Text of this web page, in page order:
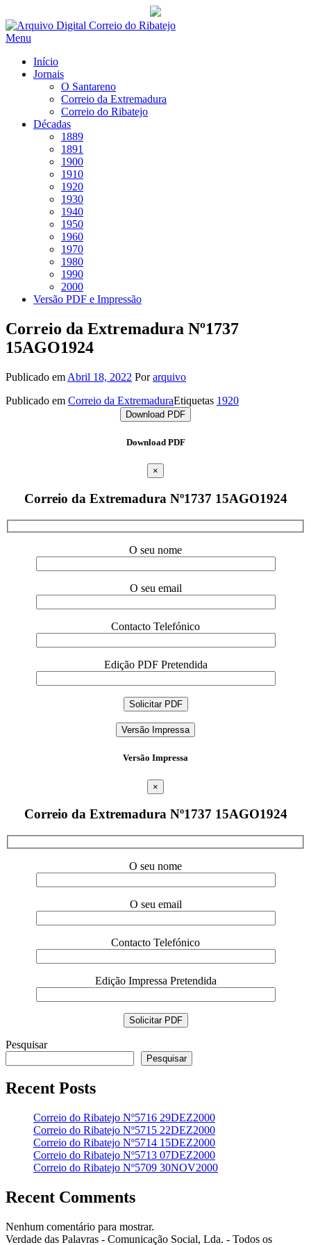
Saltar
para
Menu
Início
Jornais
O Santareno
Correio da Extremadura
Correio do Ribatejo
Décadas
1889
1891
1900
1910
1920
1930
1940
1950
1960
1970
1980
1990
2000
Versão PDF e Impressão
Correio da Extremadura Nº1737
15AGO1924
Publicado em Abril 18, 2022 Porarquivo
Publicado em Correio da ExtremaduraEtiquetas 1920
Download PDF
Download PDF
×
Correio da Extremadura Nº1737 15AGO1924
O seu nome
O seu email
Contacto Telefónico
Edição PDF Pretendida
Versão Impressa
Versão Impressa
×
Correio da Extremadura Nº1737 15AGO1924
O seu nome
O seu email
Contacto Telefónico
Edição Impressa Pretendida
Pesquisar
Pesquisar
Recent Posts
Correio do Ribatejo Nº5716 29DEZ2000
Correio do Ribatejo Nº5715 22DEZ2000
Correio do Ribatejo Nº5714 15DEZ2000
Correio do Ribatejo Nº5713 07DEZ2000
Correio do Ribatejo Nº5709 30NOV2000
Recent Comments
Nenhum comentário para mostrar.
Verdade das Palavras - Comunicação Social, Lda. - Todos os